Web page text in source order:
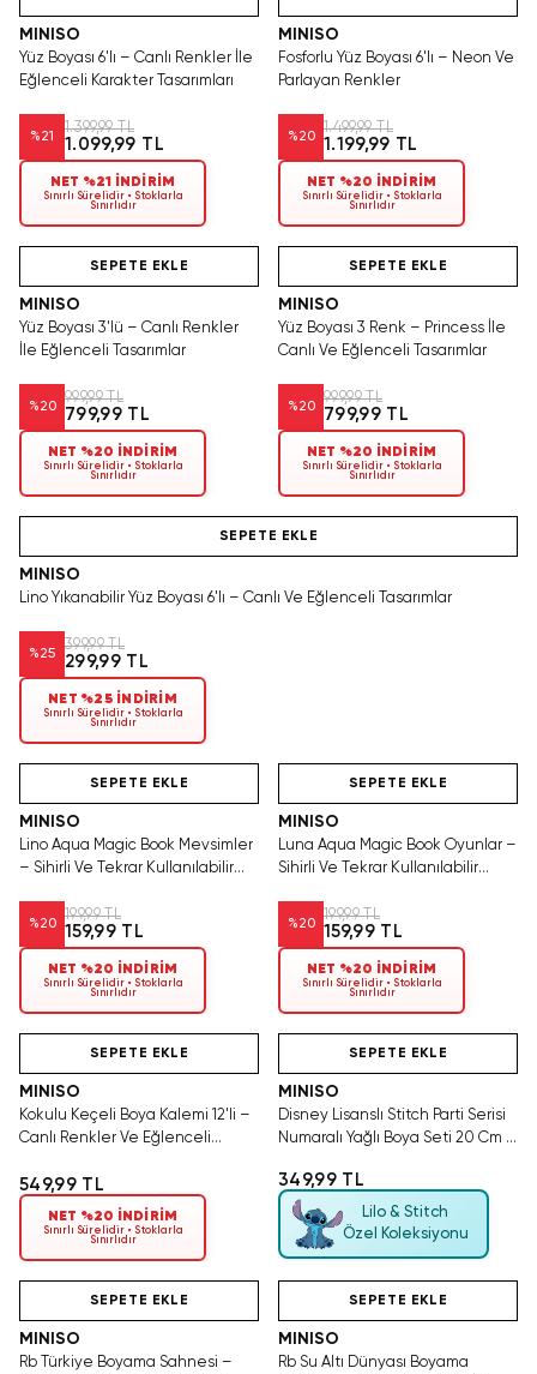
MINISO
Yüz Boyası 6'lı – Canlı Renkler İle
Eğlenceli Karakter Tasarımları
%21
1.399,99 TL
1.099,99 TL
NET %21 İNDİRİM
Sınırlı Sürelidir • Stoklarla
Sınırlıdır
MINISO
Fosforlu Yüz Boyası 6'lı – Neon Ve
Parlayan Renkler
%20
1.499,99 TL
1.199,99 TL
NET %20 İNDİRİM
Sınırlı Sürelidir • Stoklarla
Sınırlıdır
SEPETE EKLE
MINISO
Yüz Boyası 3'lü – Canlı Renkler
İle Eğlenceli Tasarımlar
%20
999,99 TL
799,99 TL
NET %20 İNDİRİM
Sınırlı Sürelidir • Stoklarla
Sınırlıdır
SEPETE EKLE
MINISO
Yüz Boyası 3 Renk – Princess İle
Canlı Ve Eğlenceli Tasarımlar
%20
999,99 TL
799,99 TL
NET %20 İNDİRİM
Sınırlı Sürelidir • Stoklarla
Sınırlıdır
SEPETE EKLE
MINISO
Lino Yıkanabilir Yüz Boyası 6'lı – Canlı Ve Eğlenceli Tasarımlar
%25
399,99 TL
299,99 TL
NET %25 İNDİRİM
Sınırlı Sürelidir • Stoklarla
Sınırlıdır
SEPETE EKLE
MINISO
Lino Aqua Magic Book Mevsimler
– Sihirli Ve Tekrar Kullanılabilir
%20
199,99 TL
159,99 TL
NET %20 İNDİRİM
Sınırlı Sürelidir • Stoklarla
Sınırlıdır
SEPETE EKLE
MINISO
Luna Aqua Magic Book Oyunlar –
Sihirli Ve Tekrar Kullanılabilir
%20
199,99 TL
159,99 TL
NET %20 İNDİRİM
Sınırlı Sürelidir • Stoklarla
Sınırlıdır
SEPETE EKLE
MINISO
Kokulu Keçeli Boya Kalemi 12'li –
Canlı Renkler Ve Eğlenceli
549,99 TL
NET %20 İNDİRİM
Sınırlı Sürelidir • Stoklarla
Sınırlıdır
SEPETE EKLE
MINISO
Disney Lisanslı Stitch Parti Serisi
Numaralı Yağlı Boya Seti 20 Cm –
349,99 TL
Lilo & Stitch
Özel Koleksiyonu
SEPETE EKLE
MINISO
Rb Türkiye Boyama Sahnesi –
SEPETE EKLE
MINISO
Rb Su Altı Dünyası Boyama